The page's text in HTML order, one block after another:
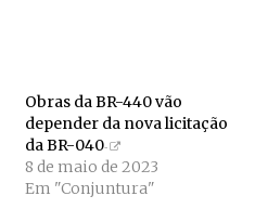
Obras da BR-440 vão
depender da nova licitação
da BR-040
8 de maio de 2023
Em "Conjuntura"